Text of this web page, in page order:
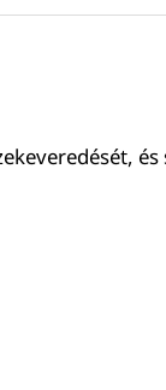
és